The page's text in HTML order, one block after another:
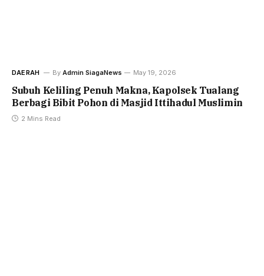
DAERAH By Admin SiagaNews May 19, 2026
Subuh Keliling Penuh Makna, Kapolsek Tualang
Berbagi Bibit Pohon di Masjid Ittihadul Muslimin
2 Mins Read